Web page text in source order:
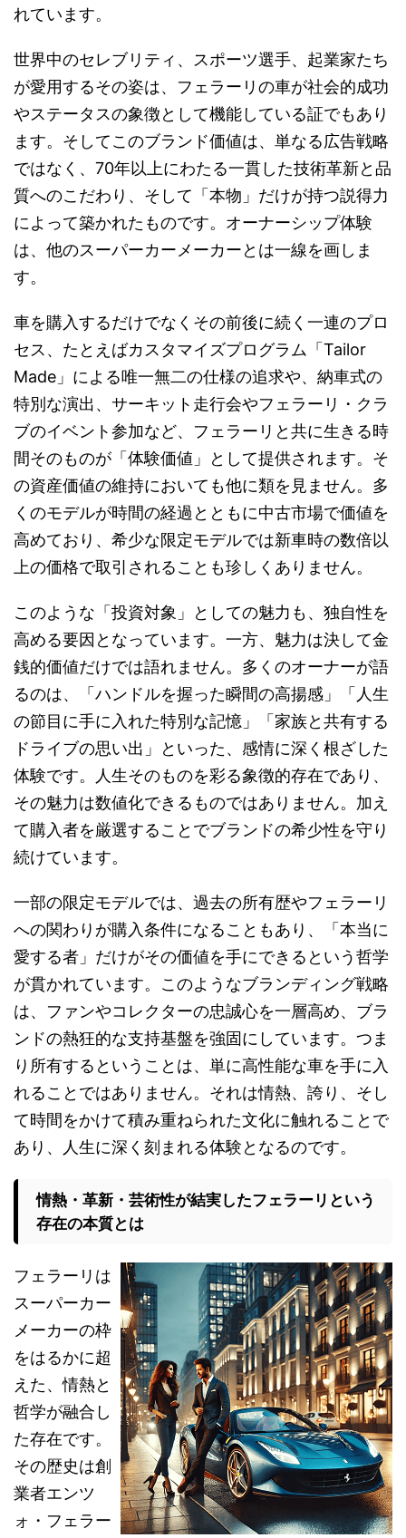
れています。
世界中のセレブリティ、スポーツ選手、起業家たち
が愛用するその姿は、フェラーリの車が社会的成功
やステータスの象徴として機能している証でもあり
ます。そしてこのブランド価値は、単なる広告戦略
ではなく、70年以上にわたる一貫した技術革新と品
質へのこだわり、そして「本物」だけが持つ説得力
によって築かれたものです。オーナーシップ体験
は、他のスーパーカーメーカーとは一線を画しま
す。
車を購入するだけでなくその前後に続く一連のプロ
セス、たとえばカスタマイズプログラム「Tailor
Made」による唯一無二の仕様の追求や、納車式の
特別な演出、サーキット走行会やフェラーリ・クラ
ブのイベント参加など、フェラーリと共に生きる時
間そのものが「体験価値」として提供されます。そ
の資産価値の維持においても他に類を見ません。多
くのモデルが時間の経過とともに中古市場で価値を
高めており、希少な限定モデルでは新車時の数倍以
上の価格で取引されることも珍しくありません。
このような「投資対象」としての魅力も、独自性を
高める要因となっています。一方、魅力は決して金
銭的価値だけでは語れません。多くのオーナーが語
るのは、「ハンドルを握った瞬間の高揚感」「人生
の節目に手に入れた特別な記憶」「家族と共有する
ドライブの思い出」といった、感情に深く根ざした
体験です。人生そのものを彩る象徴的存在であり、
その魅力は数値化できるものではありません。加え
て購入者を厳選することでブランドの希少性を守り
続けています。
一部の限定モデルでは、過去の所有歴やフェラーリ
への関わりが購入条件になることもあり、「本当に
愛する者」だけがその価値を手にできるという哲学
が貫かれています。このようなブランディング戦略
は、ファンやコレクターの忠誠心を一層高め、ブラ
ンドの熱狂的な支持基盤を強固にしています。つま
り所有するということは、単に高性能な車を手に入
れることではありません。それは情熱、誇り、そし
て時間をかけて積み重ねられた文化に触れることで
あり、人生に深く刻まれる体験となるのです。
情熱・革新・芸術性が結実したフェラーリという
存在の本質とは
フェラーリは
スーパーカー
メーカーの枠
をはるかに超
えた、情熱と
哲学が融合し
た存在です。
その歴史は創
業者エンツ
ォ・フェラー